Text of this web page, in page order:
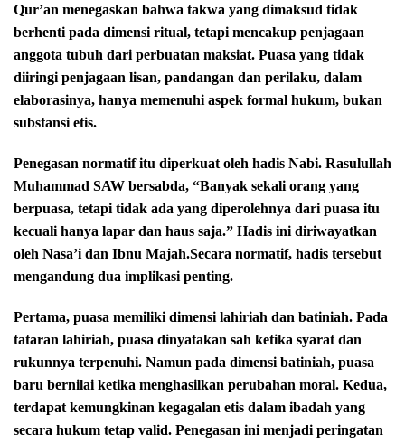
Qur’an menegaskan bahwa takwa yang dimaksud tidak
berhenti pada dimensi ritual, tetapi mencakup penjagaan
anggota tubuh dari perbuatan maksiat. Puasa yang tidak
diiringi penjagaan lisan, pandangan dan perilaku, dalam
elaborasinya, hanya memenuhi aspek formal hukum, bukan
substansi etis.
Penegasan normatif itu diperkuat oleh hadis Nabi. Rasulullah
Muhammad SAW bersabda, “Banyak sekali orang yang
berpuasa, tetapi tidak ada yang diperolehnya dari puasa itu
kecuali hanya lapar dan haus saja.” Hadis ini diriwayatkan
oleh Nasa’i dan Ibnu Majah.Secara normatif, hadis tersebut
mengandung dua implikasi penting.
Pertama, puasa memiliki dimensi lahiriah dan batiniah. Pada
tataran lahiriah, puasa dinyatakan sah ketika syarat dan
rukunnya terpenuhi. Namun pada dimensi batiniah, puasa
baru bernilai ketika menghasilkan perubahan moral. Kedua,
terdapat kemungkinan kegagalan etis dalam ibadah yang
secara hukum tetap valid. Penegasan ini menjadi peringatan